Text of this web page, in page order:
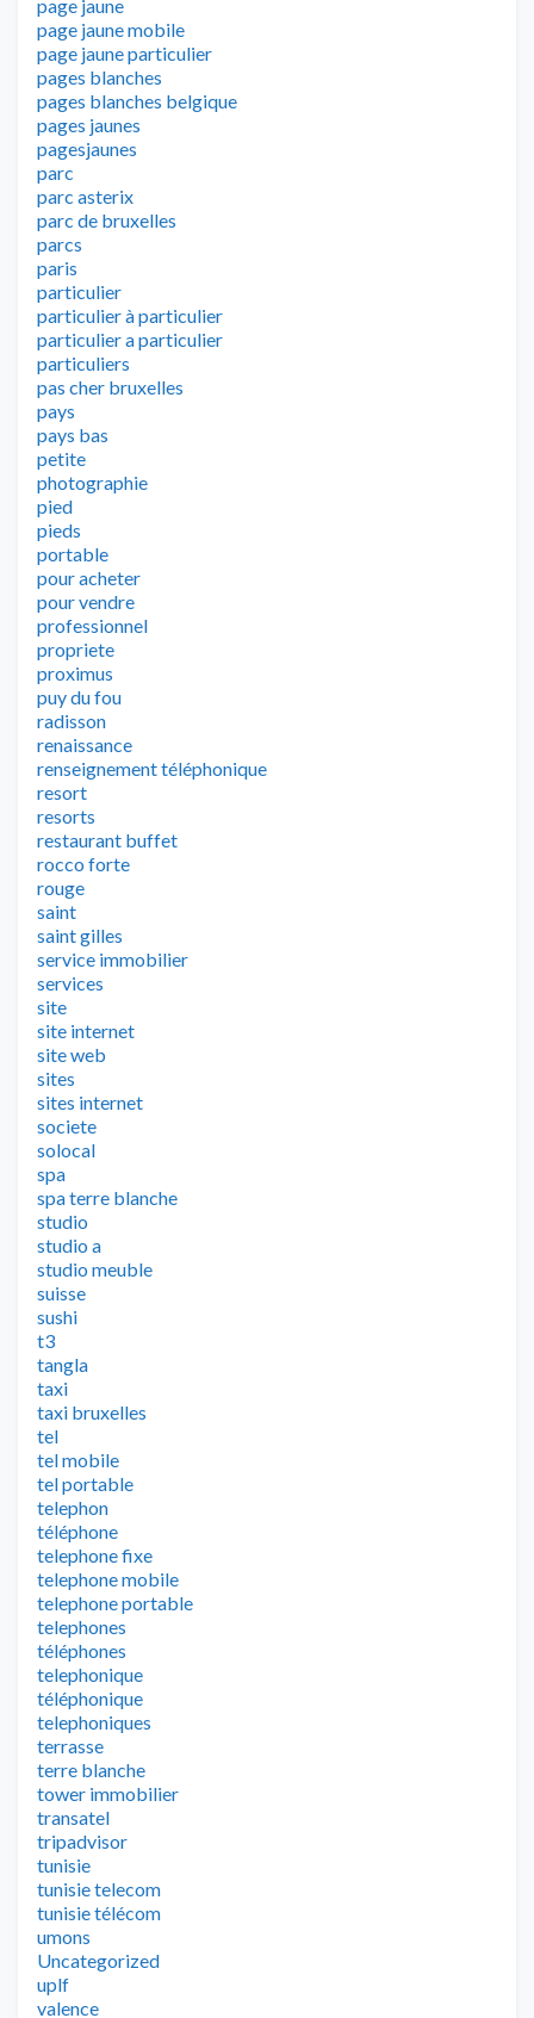
page jaune
page jaune mobile
page jaune particulier
pages blanches
pages blanches belgique
pages jaunes
pagesjaunes
parc
parc asterix
parc de bruxelles
parcs
paris
particulier
particulier à particulier
particulier a particulier
particuliers
pas cher bruxelles
pays
pays bas
petite
photographie
pied
pieds
portable
pour acheter
pour vendre
professionnel
propriete
proximus
puy du fou
radisson
renaissance
renseignement téléphonique
resort
resorts
restaurant buffet
rocco forte
rouge
saint
saint gilles
service immobilier
services
site
site internet
site web
sites
sites internet
societe
solocal
spa
spa terre blanche
studio
studio a
studio meuble
suisse
sushi
t3
tangla
taxi
taxi bruxelles
tel
tel mobile
tel portable
telephon
téléphone
telephone fixe
telephone mobile
telephone portable
telephones
téléphones
telephonique
téléphonique
telephoniques
terrasse
terre blanche
tower immobilier
transatel
tripadvisor
tunisie
tunisie telecom
tunisie télécom
umons
Uncategorized
uplf
valence